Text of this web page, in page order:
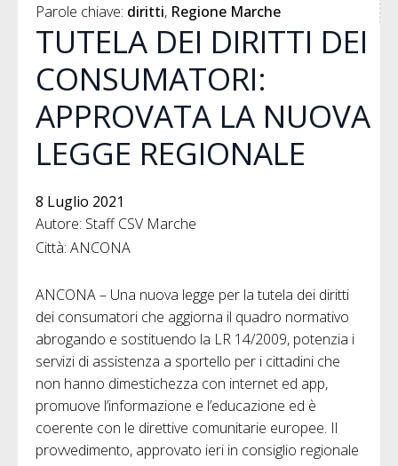
Parole chiave: diritti Regione Marche
TUTELA DEI DIRITTI DEI
CONSUMATORI:
APPROVATA LA NUOVA
LEGGE REGIONALE
8 Luglio 2021
Autore: Staff CSV Marche
Città: ANCONA
ANCONA – Una nuova legge per la tutela dei diritti
dei consumatori che aggiorna il quadro normativo
abrogando e sostituendo la LR 14/2009, potenzia i
servizi di assistenza a sportello per i cittadini che
non hanno dimestichezza con internet ed app,
promuove l’informazione e l’educazione ed è
coerente con le direttive comunitarie europee. Il
provvedimento, approvato ieri in consiglio regionale